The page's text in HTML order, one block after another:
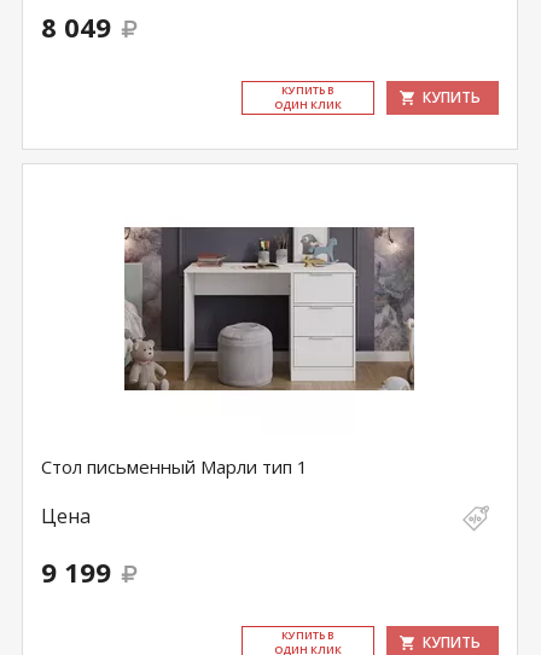
8 049
КУ­ПИТЬ В
ОДИН КЛИК
КУПИТЬ
Стол письменный Марли тип 1
Цена
9 199
КУ­ПИТЬ В
ОДИН КЛИК
КУПИТЬ